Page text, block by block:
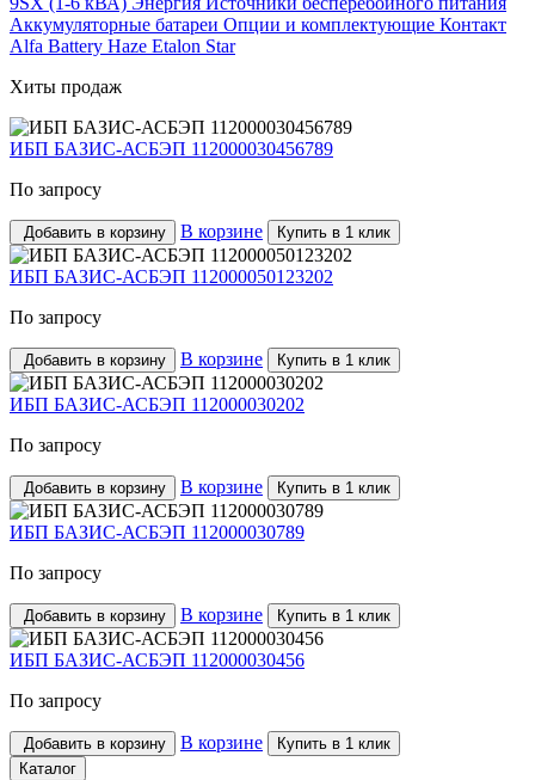
Аккумуляторные батареи Опции и комплектующие Контакт
Alfa Battery Haze Etalon Star
Хиты продаж
ИБП БАЗИС-АСБЭП 112000030456789
По запросу
Добавить в корзину В корзине Купить в 1 клик
ИБП БАЗИС-АСБЭП 112000050123202
По запросу
Добавить в корзину В корзине Купить в 1 клик
ИБП БАЗИС-АСБЭП 112000030202
По запросу
Добавить в корзину В корзине Купить в 1 клик
ИБП БАЗИС-АСБЭП 112000030789
По запросу
Добавить в корзину В корзине Купить в 1 клик
ИБП БАЗИС-АСБЭП 112000030456
По запросу
Добавить в корзину В корзине
Купить в 1 клик
Каталог